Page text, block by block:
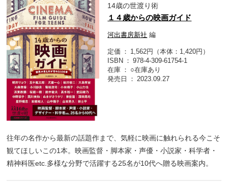
14歳の世渡り術
１４歳からの映画ガイド
河出書房新社 編
定価
1,562円（本体：1,420円）
ISBN
978-4-309-61754-1
在庫
○在庫あり
発売日
2023.09.27
往年の名作から最新の話題作まで、気軽に映画に触れられる今こそ
観てほしいこの1本。映画監督・脚本家・声優・小説家・科学者・
精神科医etc.多様な分野で活躍する25名が10代へ贈る映画案内。